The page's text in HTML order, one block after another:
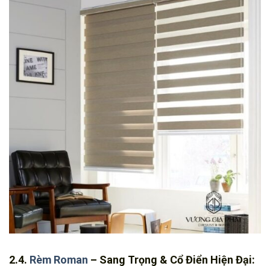
2.4. Rèm Roman – Sang Trọng & Cổ Điển Hiện Đại: